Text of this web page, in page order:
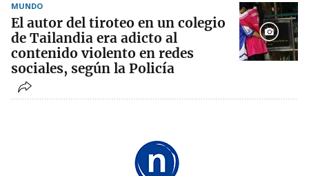
MUNDO
El autor del tiroteo en un colegio
de Tailandia era adicto al
contenido violento en redes
sociales, según la Policía